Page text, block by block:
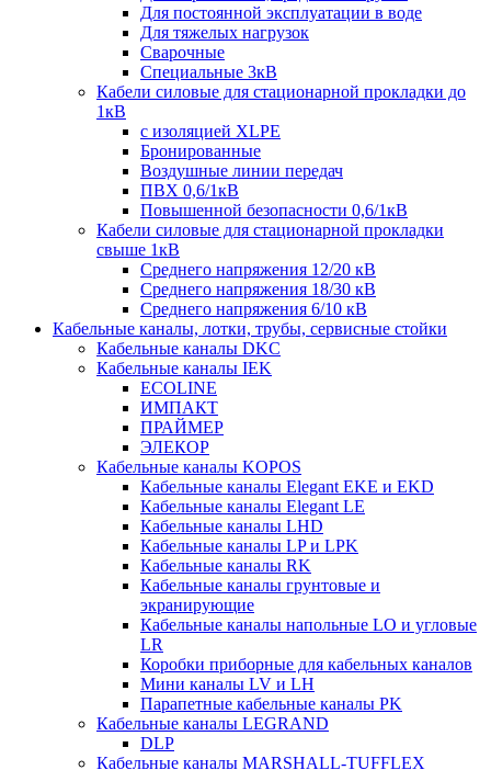
Для постоянной эксплуатации в воде
Для тяжелых нагрузок
Сварочные
Специальные 3кВ
Кабели силовые для стационарной прокладки до
1кВ
c изоляцией XLPE
Бронированные
Воздушные линии передач
ПВХ 0,6/1кВ
Повышенной безопасности 0,6/1кВ
Кабели силовые для стационарной прокладки
свыше 1кВ
Среднего напряжения 12/20 кВ
Среднего напряжения 18/30 кВ
Среднего напряжения 6/10 кВ
Кабельные каналы, лотки, трубы, сервисные стойки
Кабельные каналы DKC
Кабельные каналы IEK
ECOLINE
ИМПАКТ
ПРАЙМЕР
ЭЛЕКОР
Кабельные каналы KOPOS
Кабельные каналы Elegant EKE и EKD
Кабельные каналы Elegant LE
Кабельные каналы LHD
Кабельные каналы LP и LPK
Кабельные каналы RK
Кабельные каналы грунтовые и
экранирующие
Кабельные каналы напольные LO и угловые
LR
Коробки приборные для кабельных каналов
Мини каналы LV и LH
Парапетные кабельные каналы PK
Кабельные каналы LEGRAND
DLP
Кабельные каналы MARSHALL-TUFFLEX